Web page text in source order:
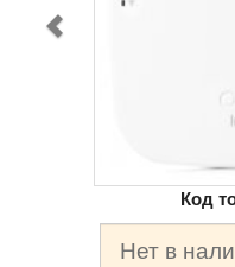
Код
Нет в